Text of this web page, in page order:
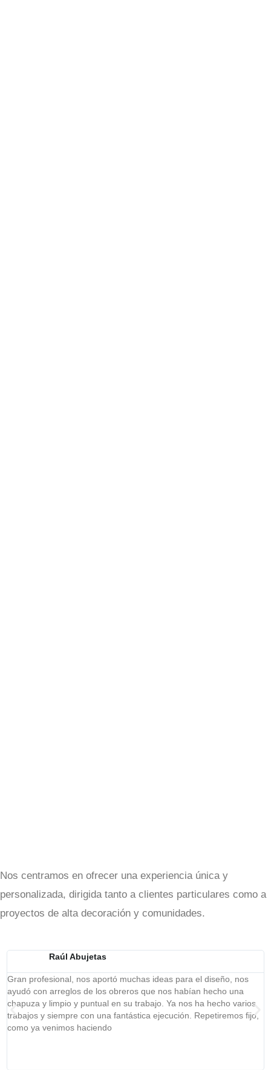
Nos centramos en ofrecer una experiencia única y
personalizada, dirigida tanto a clientes particulares como a
proyectos de alta decoración y comunidades.
Raúl Abujetas
Gran profesional, nos aportó muchas ideas para el diseño, nos
ayudó con arreglos de los obreros que nos habían hecho una
chapuza y limpio y puntual en su trabajo. Ya nos ha hecho varios
trabajos y siempre con una fantástica ejecución. Repetiremos fijo,
como ya venimos haciendo